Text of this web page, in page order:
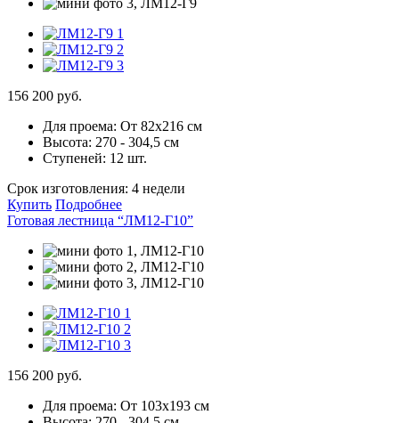
156 200 руб.
Для проема: От 82х216 см
Высота: 270 - 304,5 см
Ступеней: 12 шт.
Срок изготовления: 4 недели
Купить Подробнее
Готовая лестница “ЛМ12-Г10”
156 200 руб.
Для проема: От 103х193 см